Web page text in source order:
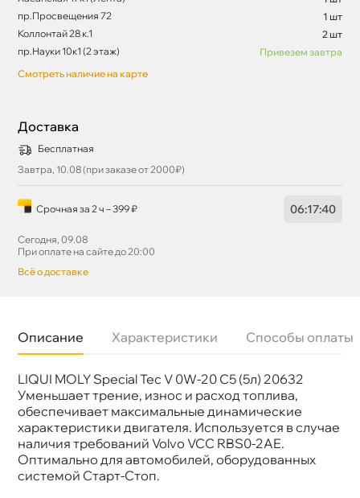
пр.Просвещения 72
1 шт
Коллонтай 28 к.1
2 шт
пр.Науки 10к1 (2 этаж)
Привезем завтра
Смотреть наличие на карте
Доставка
Бесплатная
Завтра, 10.08 (при заказе от 2000₽)
Срочная за 2 ч – 399 ₽ 06:17:39
Сегодня, 09.08
При оплате на сайте до 20:00
сё о доставке
Описание Характеристики Способы оплаты
LIQUI MOLY Special Tec V 0W-20 C5 (5л) 20632
Уменьшает трение, износ и расход топлива,
обеспечивает максимальные динамические
характеристики двигателя. Используется в случае
наличия требований Volvo VCC RBS0-2AE.
Оптимально для автомобилей, оборудованных
системой Старт-Стоп.
язкость
0W-20
Бренд
Тип масла
Синтетика
Допуски
Volvo: VCC RBS0-2AE
Спецификации
ACEA: C5
Объем
5л
Артикул
20632